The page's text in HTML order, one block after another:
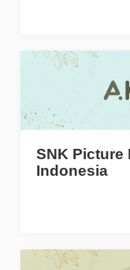
SNK Picture
Indonesia